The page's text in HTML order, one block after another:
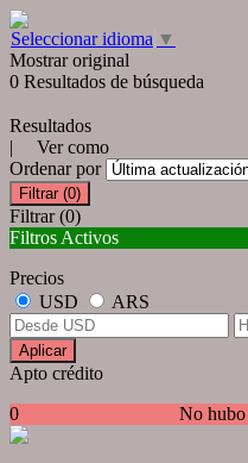
Seleccionar idioma ▼
Mostrar original
0 Resultados de búsqueda
Resultados
| Ver como
Ordenar por
Filtrar (0)
Filtrar (0)
Filtros Activos
Precios
USD
ARS
Aplicar
Apto crédito
No hubo
0